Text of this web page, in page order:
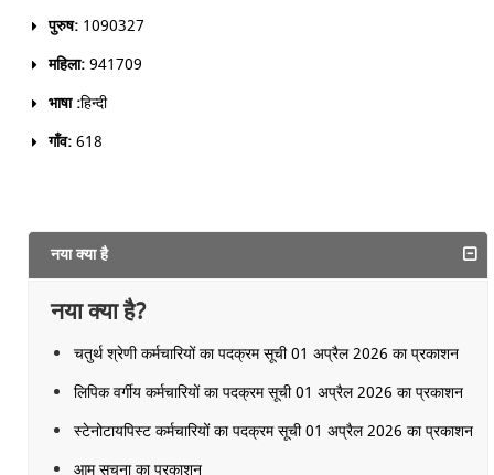
पुरुष: 1090327
महिला:941709
भाषा :हिन्दी
गाँव:618
नया क्या है
नया क्या है?
चतुर्थ श्रेणी कर्मचारियों का पदक्रम सूची 01 अप्रैल 2026 का प्रकाशन
लिपिक वर्गीय कर्मचारियों का पदक्रम सूची 01 अप्रैल 2026 का प्रकाशन
स्टेनोटायपिस्ट कर्मचारियों का पदक्रम सूची 01 अप्रैल 2026 का प्रकाशन
आम सूचना का प्रकाशन